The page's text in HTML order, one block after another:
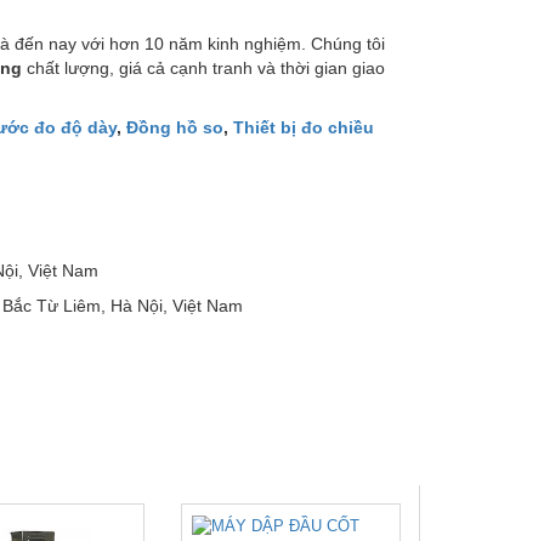
đến nay với hơn 10 năm kinh nghiệm. Chúng tôi
chất lượng, giá cả cạnh tranh và thời gian giao
đo độ dày, Đồng hồ so, Thiết bị đo chiều
Việt Nam
Từ Liêm, Hà Nội, Việt Nam